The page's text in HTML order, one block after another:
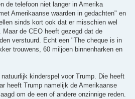
de telefoon niet langer in Amerika
Amerikaanse waarden in gedachten" en
sinds kort ook dat er misschien wel
Maar de CEO heeft gezegd dat de
verstuurd. Echt een "The cheque is in
trouwens, 60 miljoen binnenharken en
kinderspel voor Trump. Die heeft
heeft Trump namelijk de Amerikaanse
om de een of andere onzinnige reden.